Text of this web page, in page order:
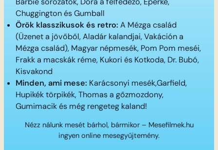
Chuggington és Gumball
Örök klasszikusok és retro: A Mézga család
(Üzenet a jövőből, Aladár kalandjai, Vakáción a
Mézga család), Magyar népmesék, Pom Pom meséi,
Frakk a macskák réme, Kukori és Kotkoda, Dr. Bubó,
Kisvakond
Minden, ami mese: Karácsonyi mesék,Garfield,
Hupikék törpikék, Thomas a gőzmozdony,
Gumimacik és még rengeteg kaland!
Nézz nálunk mesét bárhol, bármikor – Mesefilmek.hu
ingyen online mesegyűjtemény.